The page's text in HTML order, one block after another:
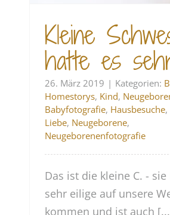
Kleine
hatte es
26. März 2019 | Kategorien:
Homestorys, Kind,
Babyfotografie, Hausbesuche,
Liebe, Neugeborene,
Neugeborenenfotografie
Das ist die kleine C. - sie
sehr eilige auf unsere
kommen und ist auch